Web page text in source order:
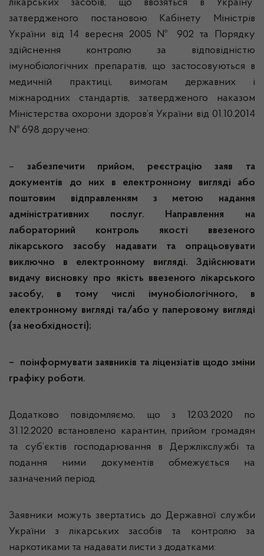
лікарських засобів, що ввозяться в Україну
затвердженого постановою Кабінету Міністрів
України від 14 вересня 2005 № 902 та Порядку
здійснення контролю за відповідністю
імунобіологічних препаратів, що застосовуються в
медичній практиці, вимогам державних і
міжнародних стандартів, затвердженого наказом
Міністерства охорони здоров’я України від 01.10.2014
№ 698 доручено:
– забезпечити прийом, реєстрацію заяв та
документів до них в електронному вигляді або
поштовим відправленням з метою надання
адміністративних послуг. Направлення на
лабораторний контроль якості ввезеного
лікарського засобу надавати та опрацьовувати
виключно в електронному вигляді.
Здійснювати
видачу висновку про якість ввезеного лікарського
засобу, в тому числі імунобіологічного, в
електронному вигляді та/або у паперовому вигляді
(за необхідності);
– поінформувати заявників та ліцензіатів щодо зміни
графіку роботи.
Додатково повідомляємо, що з 12.03.2020 по
31.12.2020 встановлено карантин, прийом громадян
та суб’єктів господарювання в Держлікслужбі та
подання ними документів обмежується на
зазначений період.
Заявники можуть звертатись до Державної служби
України з лікарських засобів та контролю за
наркотиками та надавати листи з додатками: